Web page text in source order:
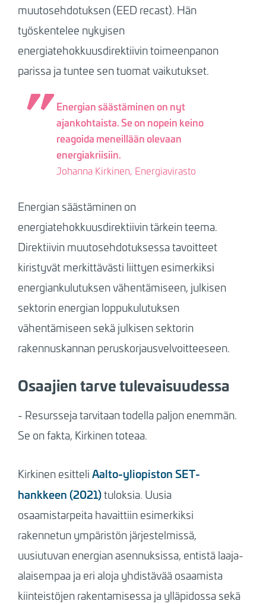
muutosehdotuksen (EED recast). Hän
työskentelee nykyisen
energiatehokkuusdirektiivin toimeenpanon
parissa ja tuntee sen tuomat vaikutukset.
Energian säästäminen on nyt
ajankohtaista. Se on nopein keino
reagoida meneillään olevaan
energiakriisiin.
Johanna Kirkinen, Energiavirasto
Energian säästäminen on
energiatehokkuusdirektiivin tärkein teema.
Direktiivin muutosehdotuksessa tavoitteet
kiristyvät merkittävästi liittyen esimerkiksi
energiankulutuksen vähentämiseen, julkisen
sektorin energian loppukulutuksen
vähentämiseen sekä julkisen sektorin
rakennuskannan peruskorjausvelvoitteeseen.
Osaajien tarve tulevaisuudessa
- Resursseja tarvitaan todella paljon enemmän.
Se on fakta, Kirkinen toteaa.
Kirkinen esitteli Aalto-yliopiston SET-
hankkeen (2021)tuloksia. Uusia
osaamistarpeita havaittiin esimerkiksi
rakennetun ympäristön järjestelmissä,
uusiutuvan energian asennuksissa, entistä laaja-
alaisempaa ja eri aloja yhdistävää osaamista
kiinteistöjen rakentamisessa ja ylläpidossa sekä